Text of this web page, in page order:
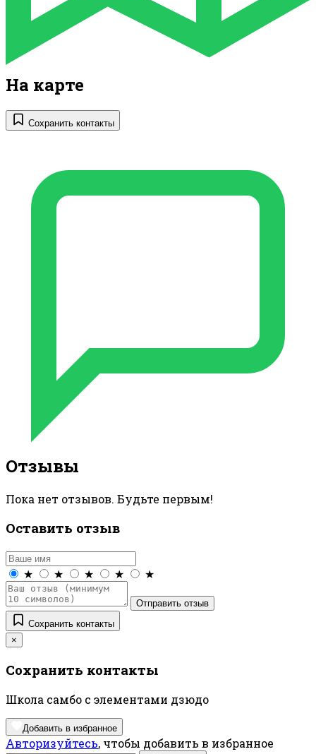
На карте
Сохранить контакты
Отзывы
Пока нет отзывов. Будьте первым!
Оставить отзыв
★ ★ ★ ★ ★
Отправить отзыв
Сохранить контакты
×
Сохранить контакты
Школа самбо с элементами дзюдо
Добавить в избранное
Авторизуйтесь, чтобы добавить в избранное